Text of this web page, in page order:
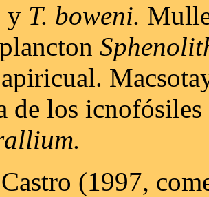
y T. boweni.
de los icnofósiles
(1997,